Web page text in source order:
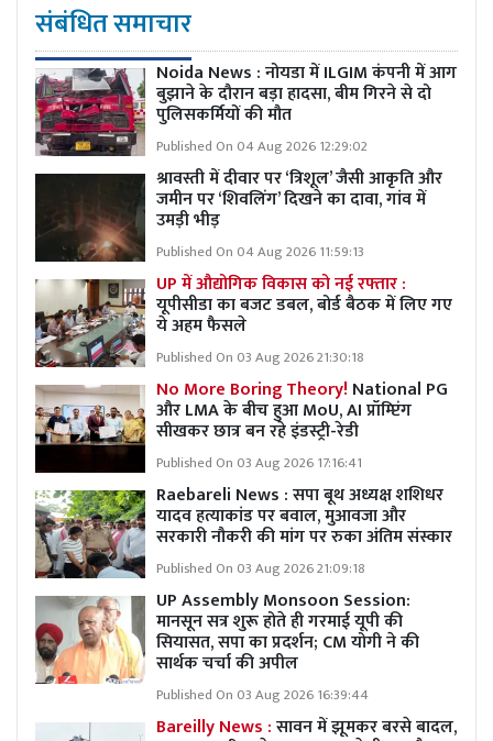
संबंधित समाचार
Noida News : नोयडा में ILGIM कंपनी में आग
बुझाने के दौरान बड़ा हादसा, बीम गिरने से दो
पुलिसकर्मियों की मौत
Published On 04 Aug 2026 12:29:02
श्रावस्ती में दीवार पर ‘त्रिशूल’ जैसी आकृति और
जमीन पर ‘शिवलिंग’ दिखने का दावा, गांव में
उमड़ी भीड़
Published On 04 Aug 2026 11:59:13
UP में औद्योगिक विकास को नई रफ्तार :
यूपीसीडा का बजट डबल, बोर्ड बैठक में लिए गए
ये अहम फैसले
Published On 03 Aug 2026 21:30:18
No More Boring Theory! National PG
और LMA के बीच हुआ MoU, AI प्रॉम्प्टिंग
सीखकर छात्र बन रहे इंडस्ट्री-रेडी
Published On 03 Aug 2026 17:16:41
Raebareli News : सपा बूथ अध्यक्ष शशिधर
यादव हत्याकांड पर बवाल, मुआवजा और
सरकारी नौकरी की मांग पर रुका अंतिम संस्कार
Published On 03 Aug 2026 21:09:18
UP Assembly Monsoon Session:
मानसून सत्र शुरू होते ही गरमाई यूपी की
सियासत, सपा का प्रदर्शन; CM योगी ने की
सार्थक चर्चा की अपील
Published On 03 Aug 2026 16:39:44
Bareilly News :सावन में झूमकर बरसे बादल,